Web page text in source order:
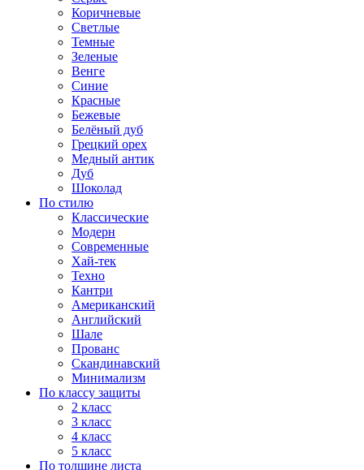
Коричневые
Светлые
Темные
Зеленые
Венге
Синие
Красные
Бежевые
Белёный дуб
Грецкий орех
Медный антик
Дуб
Шоколад
По стилю
Классические
Модерн
Современные
Хай-тек
Техно
Кантри
Американский
Английский
Шале
Прованс
Скандинавский
Минимализм
По классу защиты
2 класс
3 класс
4 класс
5 класс
По толщине листа